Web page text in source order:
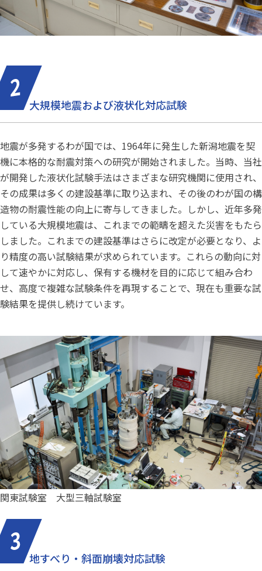
大規模地震および液状化対応試験
地震が多発するわが国では、1964年に発生した新潟地震を契
機に本格的な耐震対策への研究が開始されました。当時、当社
が開発した液状化試験手法はさまざまな研究機関に使用され、
その成果は多くの建設基準に取り込まれ、その後のわが国の構
造物の耐震性能の向上に寄与してきました。しかし、近年多発
している大規模地震は、これまでの範疇を超えた災害をもたら
しました。これまでの建設基準はさらに改定が必要となり、よ
り精度の高い試験結果が求められています。これらの動向に対
して速やかに対応し、保有する機材を目的に応じて組み合わ
せ、高度で複雑な試験条件を再現することで、現在も重要な試
験結果を提供し続けています。
関東試験室 大型三軸試験室
地すべり・斜面崩壊対応試験